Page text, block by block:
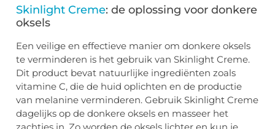
Skinlight Creme: de oplossing voor donkere
oksels
Een veilige en effectieve manier om donkere oksels
te verminderen is het gebruik van Skinlight Creme.
Dit product bevat natuurlijke ingrediënten zoals
vitamine C, die de huid oplichten en de productie
van melanine verminderen. Gebruik Skinlight Creme
dagelijks op de donkere oksels en masseer het